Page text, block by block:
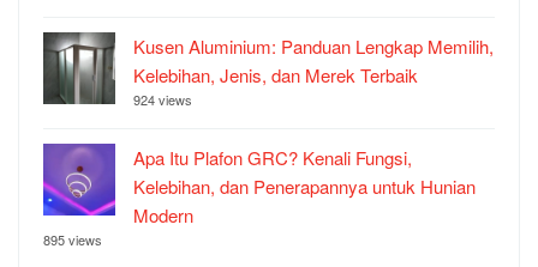
Kusen Aluminium: Panduan Lengkap Memilih,
Kelebihan, Jenis, dan Merek Terbaik
924 views
Apa Itu Plafon GRC? Kenali Fungsi,
Kelebihan, dan Penerapannya untuk Hunian
Modern
895 views